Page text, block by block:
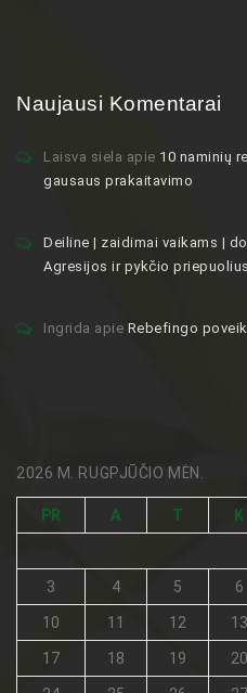
Naujausi Komentarai
Laisva siela apie 10 naminių
gausaus prakaitavimo
Deiline | zaidimai vaikams |
Agresijos ir pykčio
Ingrida apie Rebefingo
2026 M. RUGPJŪČIO MĖN.
PR A T K
3 4 5 6
10 11 12 13
17 18 19 20